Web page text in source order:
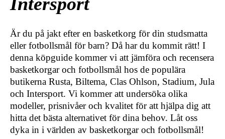
Är du på jakt efter en basketkorg för din studsmatta
eller fotbollsmål för barn? Då har du kommit rätt! I
denna köpguide kommer vi att jämföra och recensera
basketkorgar och fotbollsmål hos de populära
butikerna Rusta, Biltema, Clas Ohlson, Stadium, Jula
och Intersport. Vi kommer att undersöka olika
modeller, prisnivåer och kvalitet för att hjälpa dig att
hitta det bästa alternativet för dina behov. Låt oss
dyka in i världen av basketkorgar och fotbollsmål!